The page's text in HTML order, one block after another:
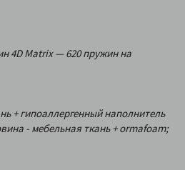
4D Matrix — 620 пружин на
+ гипоаллергенный наполнитель
- мебельная ткань + ormafoam;